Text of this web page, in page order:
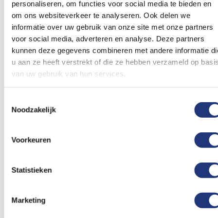
personaliseren, om functies voor social media te bieden en
om ons websiteverkeer te analyseren. Ook delen we
informatie over uw gebruik van onze site met onze partners
voor social media, adverteren en analyse. Deze partners
kunnen deze gegevens combineren met andere informatie
u aan ze heeft verstrekt of die ze hebben verzameld op
van uw gebruik van hun services.
Noodzakelijk
Voorkeuren
Statistieken
Marketing
verlanglijst
Spunpoly 165gr/m2 30x45cm
Spaanse vlag 30x45cm
Excl. BTW
In winkelmand
Spunpoly 165gr/m2
Spunpoly
toe
aan